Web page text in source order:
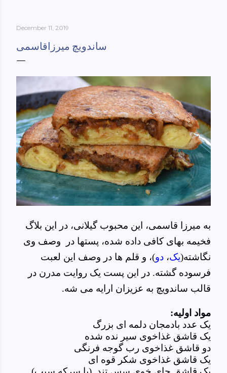
York-culinary-cultures-
ebook/dp/B0861H47GS/ref=sr_1_1?
dchild=1&keywords=tehran+to+new+york&qid=158481093
December 11, 2019
ساندویچ میرزاقاسمی
به میرزا قاسمی، این محبوب گیلانی، در این بلاگ
فخیمه بهای کافی داده شده، پستها در وصف وی
نگاشته(یک، دو)، و قلم ها در وصف این لعبت
فرسوده گشته. در این پست یک روایت مدرن در
قالب ساندویچ به عزیزان ارایه می شه.
مواد اولیه:
یک عدد بادمجان دلمه ای بزرگ
یک قاشق غذاخوی سیر نده شده
دو قاشق غذاخوی رب گوجه فرنگی
یک قاشق غذاخوی شکر قوه ای